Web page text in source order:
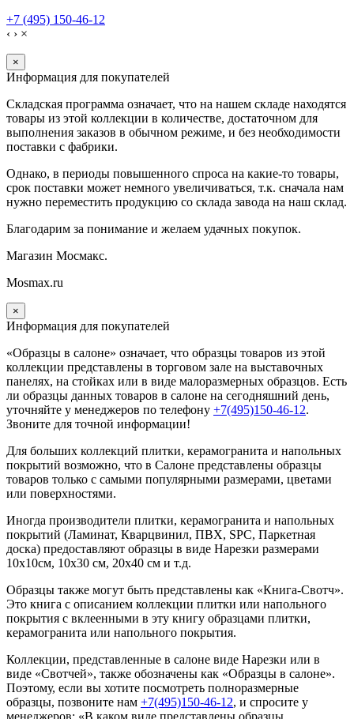
+7 (495) 150-46-12
‹ › ×
×
Информация для покупателей
Складская программа означает, что на нашем складе находятся
товары из этой коллекции в количестве, достаточном для
выполнения заказов в обычном режиме, и без необходимости
поставки с фабрики.
Однако, в периоды повышенного спроса на какие-то товары,
срок поставки может немного увеличиваться, т.к. сначала нам
нужно переместить продукцию со склада завода на наш склад.
Благодарим за понимание и желаем удачных покупок.
Магазин Мосмакс.
Mosmax.ru
×
Информация для покупателей
«Образцы в салоне» означает, что образцы товаров из этой
коллекции представлены в торговом зале на выставочных
панелях, на стойках или в виде малоразмерных образцов. Есть
ли образцы данных товаров в салоне на сегодняшний день,
уточняйте у менеджеров по телефону +7(495)150-46-12.
Звоните для точной информации!
Для больших коллекций плитки, керамогранита и напольных
покрытий возможно, что в Салоне представлены образцы
товаров только с самыми популярными размерами, цветами
или поверхностями.
Иногда производители плитки, керамогранита и напольных
покрытий (Ламинат, Кварцвинил, ПВХ, SPC, Паркетная
доска) предоставляют образцы в виде Нарезки размерами
10х10см, 10х30 см, 20х40 см и т.д.
Образцы также могут быть представлены как «Книга-Свотч».
Это книга с описанием коллекции плитки или напольного
покрытия с вклеенными в эту книгу образцами плитки,
керамогранита или напольного покрытия.
Коллекции, представленные в салоне виде Нарезки или в
виде «Свотчей», также обозначены как «Образцы в салоне».
Поэтому, если вы хотите посмотреть полноразмерные
образцы, позвоните нам +7(495)150-46-12, и спросите у
менеджеров: «В каком виде представлены образцы,